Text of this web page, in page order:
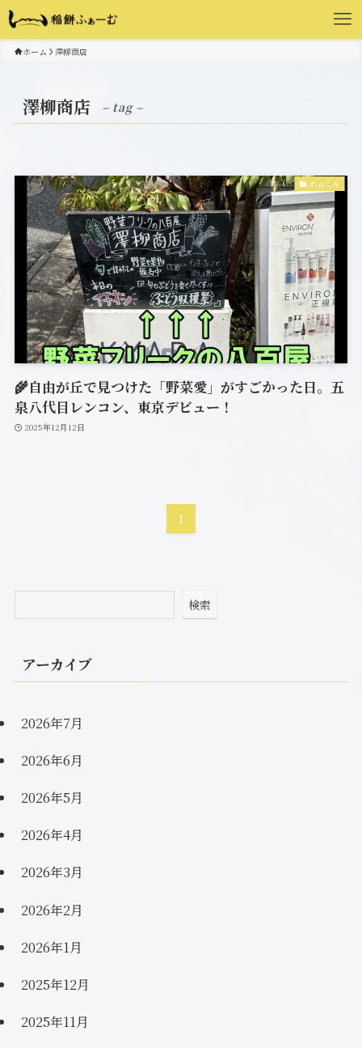
ホーム 澤柳商店
澤柳商店 – tag –
れんこん
🌾自由が丘で見つけた「野菜愛」がすごかった日。五
泉八代目レンコン、東京デビュー！
2025年12月12日
1
検索
アーカイブ
2026年7月
2026年6月
2026年5月
2026年4月
2026年3月
2026年2月
2026年1月
2025年12月
2025年11月